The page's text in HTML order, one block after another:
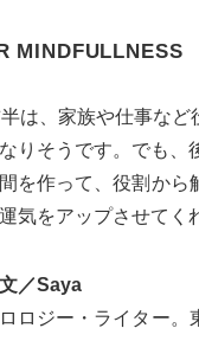
MINDFULLNESS
は、家族や仕事な
りそうです。でも、
を作って、役割から
気をアップさせてく
／Saya
ロジー・ライター。